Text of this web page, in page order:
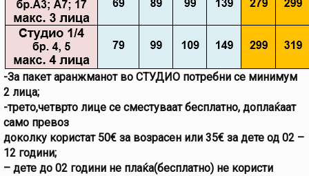
-За пакет аранжманот во СТУДИО потребни се минимум
2 лица;
-трето,четврто лице се сместуваат бесплатно, доплаќаат
само превоз
доколку користат 50€ за возрасен или 35€ за дете од 02 –
12 години;
– дете до 02 години не плаќа(бесплатно) не користи